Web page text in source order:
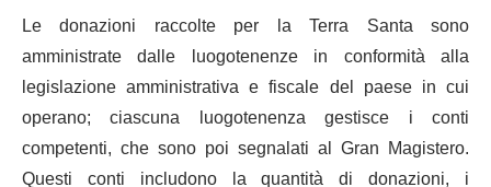
Le donazioni raccolte per la Terra Santa sono
amministrate dalle luogotenenze in conformità alla
legislazione amministrativa e fiscale del paese in cui
operano; ciascuna luogotenenza gestisce i conti
competenti, che sono poi segnalati al Gran Magistero.
Questi conti includono la quantità di donazioni, i